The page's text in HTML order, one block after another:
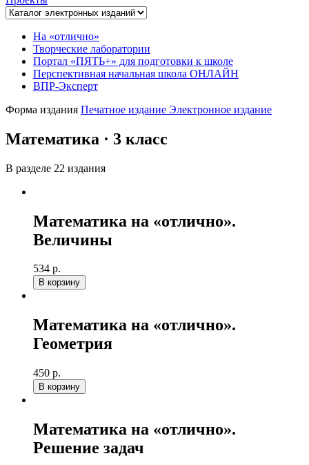
На «отлично»
Творческие лаборатории
Портал «ПЯТЬ+» для подготовки к школе
Перспективная начальная школа ОНЛАЙН
ВПР-Эксперт
Форма издания Печатное издание Электронное издание
Математика · 3 класс
В разделе 22 издания
Математика на «отлично».
Величины
534 р.
В корзину
Математика на «отлично».
Геометрия
450 р.
В корзину
Математика на «отлично».
Решение задач